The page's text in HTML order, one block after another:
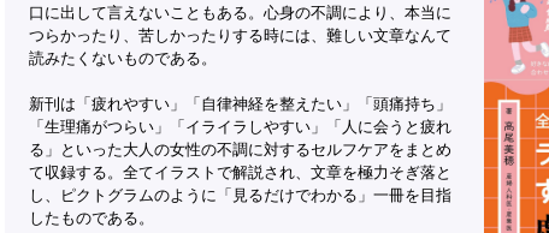
口に出して言えないこともある。心身の不調により、本当に
つらかったり、苦しかったりする時には、難しい文章なんて
読みたくないものである。
新刊は「疲れやすい」「自律神経を整えたい」「頭痛持ち」
「生理痛がつらい」「イライラしやすい」「人に会うと疲れ
る」といった大人の女性の不調に対するセルフケアをまとめ
て収録する。全てイラストで解説され、文章を極力そぎ落と
し、ピクトグラムのように「見るだけでわかる」一冊を目指
したものである。